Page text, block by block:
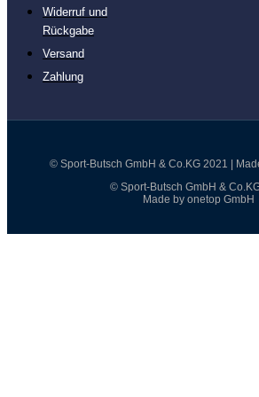
Widerruf und
Rückgabe
Versand
Zahlung
© Sport-Butsch GmbH & Co.KG 2021 |
© Sport-Butsch GmbH &
Made by onetop GmbH